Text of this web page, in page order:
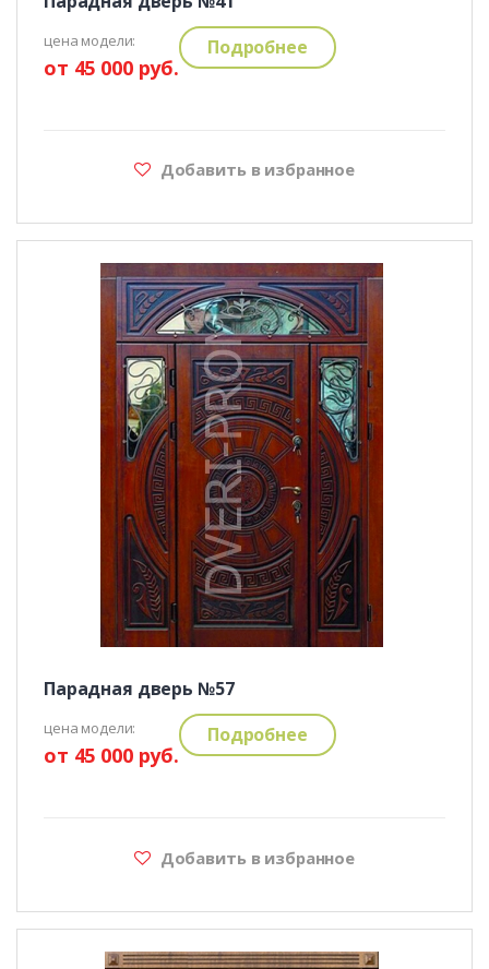
цена модели:
от 45 000 руб.
Подробнее
Добавить в избранное
Парадная дверь №57
цена модели:
от 45 000 руб.
Подробнее
Добавить в избранное